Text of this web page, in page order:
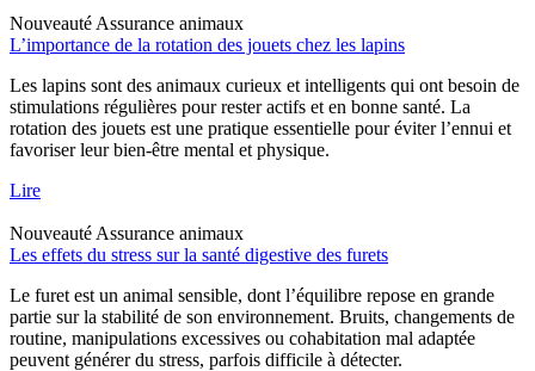
Nouveauté Assurance animaux
L’importance de la rotation des jouets chez les lapins
Les lapins sont des animaux curieux et intelligents qui ont besoin de
stimulations régulières pour rester actifs et en bonne santé. La
rotation des jouets est une pratique essentielle pour éviter l’ennui et
favoriser leur bien-être mental et physique.
Lire
Nouveauté Assurance animaux
Les effets du stress sur la santé digestive des furets
Le furet est un animal sensible, dont l’équilibre repose en grande
partie sur la stabilité de son environnement. Bruits, changements de
routine, manipulations excessives ou cohabitation mal adaptée
peuvent générer du stress, parfois difficile à détecter.